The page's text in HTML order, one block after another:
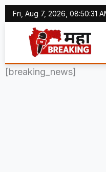
Skip
to
content
Fri, Aug 7, 2026, 08:50:31
[breaking_news]